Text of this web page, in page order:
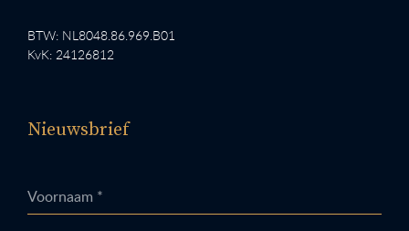
BTW: NL8048.86.969.B01
KvK: 24126812
Nieuwsbrief
Voornaam *